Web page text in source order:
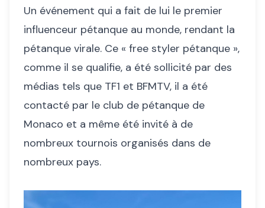
Un événement qui a fait de lui le premier
influenceur pétanque au monde, rendant la
pétanque virale. Ce « free styler pétanque »,
comme il se qualifie, a été sollicité par des
médias tels que TF1 et BFMTV, il a été
contacté par le club de pétanque de
Monaco et a même été invité à de
nombreux tournois organisés dans de
nombreux pays.